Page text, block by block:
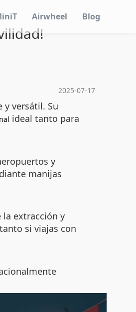
Airwheel Blog
2025-07-17
versátil. Su
ideal tanto para
y
manijas
la extracción y
si viajas con